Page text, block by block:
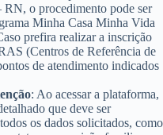
o procedimento pode ser
Minha Casa Minha Vida
prefira realizar a inscrição
(Centros de Referência de
de atendimento indicados
: Ao acessar a plataforma,
que deve ser
os dados solicitados, como